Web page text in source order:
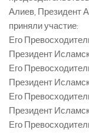
Алиев, Президент
приняли участие:
Его
Президент
Его
Президент
Его
Президент
Его